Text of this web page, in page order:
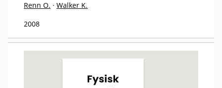
Renn O. · Walker K.
2008